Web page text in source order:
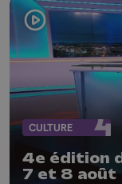
CULTURE
4e édition
7 et 8 août